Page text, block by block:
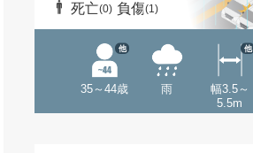
死亡(0) 負傷(1)
35～44歳
他
雨
幅3.5～
5.5m
他